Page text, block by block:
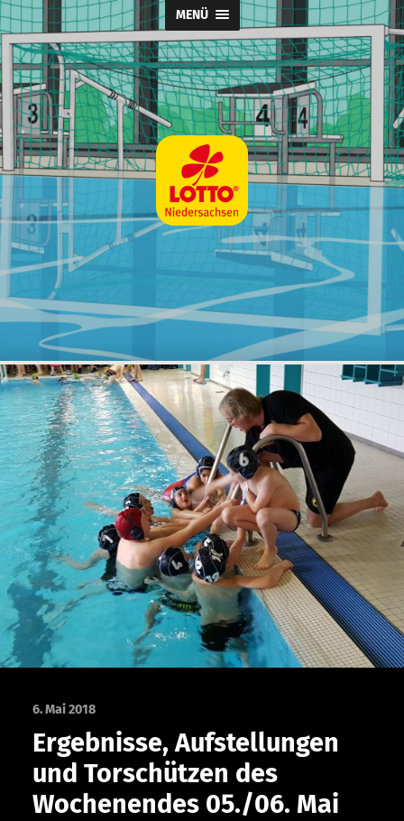
MENÜ
Wasserball
@
6. Mai 2018
Ergebnisse, Aufstellungen
und Torschützen des
Wochenendes 05./06. Mai